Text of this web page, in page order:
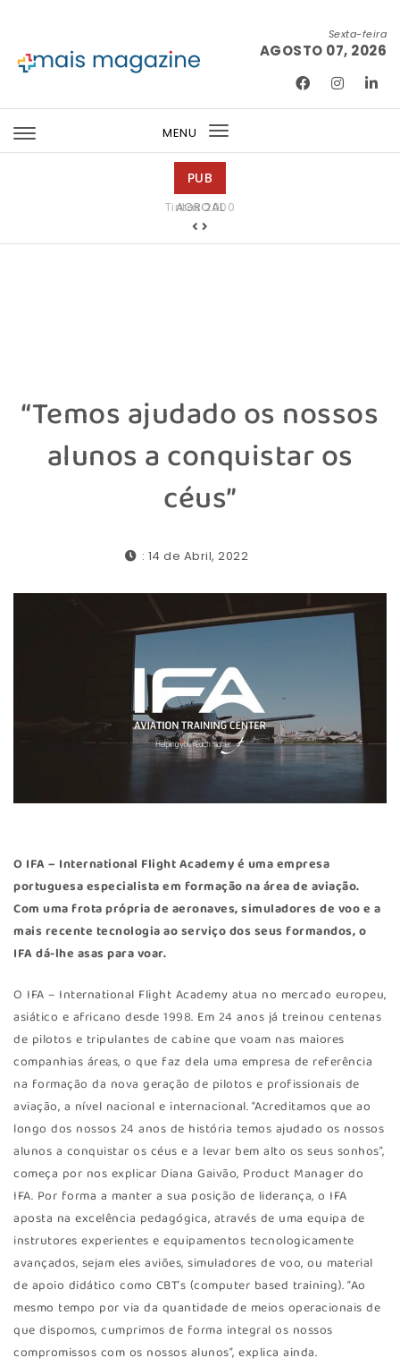
Sexta-feira
AGOSTO 07, 2026
MENU
Toggle
PUB
Tintas 2000
“Temos ajudado os nossos
alunos a conquistar os
céus”
: 14 de Abril, 2022
O IFA – International Flight Academyé uma empresa
portuguesa especialista em formação na área de aviação.
Com uma frota própria de aeronaves, simuladores de voo e a
mais recente tecnologia ao serviço dos seus formandos, o
IFA dá-lhe asas para voar.
O IFA – International Flight Academy atua no mercado europeu,
asiático e africano desde 1998. Em 24 anos já treinou centenas
de pilotos e tripulantes de cabine que voam nas maiores
companhias áreas, o que faz dela uma empresa de referência
na formação da nova geração de pilotos e profissionais de
aviação, a nível nacional e internacional. “Acreditamos que ao
longo dos nossos 24 anos de história temos ajudado os nossos
alunos a conquistar os céus e a levar bem alto os seus sonhos”,
começa por nos explicar Diana Gaivão, Product Manager do
IFA. Por forma a manter a sua posição de liderança, o IFA
aposta na excelência pedagógica, através de uma equipa de
instrutores experientes e equipamentos tecnologicamente
avançados, sejam eles aviões, simuladores de voo, ou material
de apoio didático como CBT’s (computer based training). “Ao
mesmo tempo por via da quantidade de meios operacionais de
que dispomos, cumprimos de forma integral os nossos
compromissos com os nossos alunos”, explica ainda.